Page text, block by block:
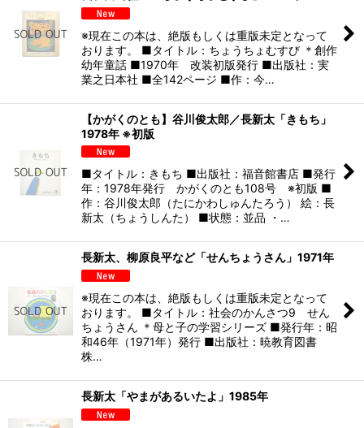
※現在この本は、絶版もしくは重版未定となって
おります。 ■タイトル：ちょうちょむすび ＊創作
幼年童話 ■1970年 改装初版発行 ■出版社：実
業之日本社 ■全142ページ ■作：今…
【かがくのとも】谷川俊太郎／長新太「きもち」
1978年 ※初版
■タイトル：きもち ■出版社：福音館書店 ■発行
年：1978年発行 かがくのとも108号 ※初版 ■
作：谷川俊太郎（たにかわしゅんたろう） 絵：長
新太（ちょうしんた） ■状態：並品 ・…
長新太、柳原良平など「せんちょうさん」1971年
※現在この本は、絶版もしくは重版未定となって
おります。 ■タイトル：社会のかんさつ9 せん
ちょうさん ＊母と子の学習シリーズ ■発行年：昭
和46年（1971年）発行 ■出版社：暁教育図書
株…
長新太「やまがあるいたよ」1985年